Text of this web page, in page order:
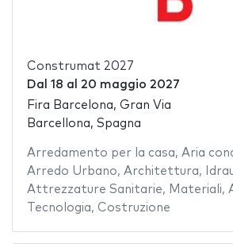
Construmat 2027
Dal 18 al 20 maggio 2027
Fira Barcelona, Gran Via
Barcellona, Spagna
Arredamento per la casa, Aria
Arredo Urbano, Architettura,
Attrezzature Sanitarie, Materiali,
Tecnologia, Costruzione